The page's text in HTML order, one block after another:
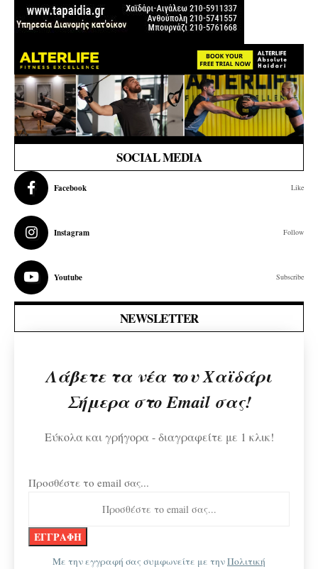
SOCIAL MEDIA
Facebook Like
Instagram Follow
Youtube Subscribe
NEWSLETTER
Λάβετε τα νέα του Χαϊδάρι
Σήμερα στο Email σας!
Εύκολα και γρήγορα - διαγραφείτε με 1 κλικ!
Προσθέστε το email σας...
Με την εγγραφή σας συμφωνείτε με τηνΠολιτική